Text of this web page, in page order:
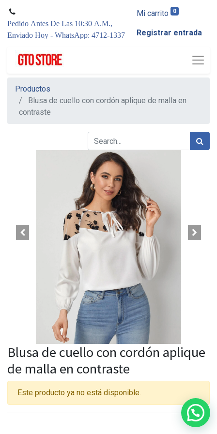
Pedido Antes De Las 10:30 A.M.,
Enviado Hoy - WhatsApp: 4712-1337
Mi carrito 0
Registrar entrada
Productos
Blusa de cuello con cordón aplique de malla en
contraste
Blusa de cuello con cordón aplique
de malla en contraste
Este producto ya no está disponible.